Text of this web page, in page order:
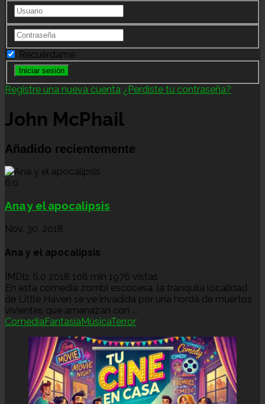
Recuérdame
Registre una nueva cuenta ¿Perdiste tu contraseña?
John McPhail
Añadido recientemente
6.0
Ana y el apocalipsis
Nov. 30, 2018
Ana y el apocalipsis
IMDb: 6.0 2018 108 min 1976 vistas
En esta comedia zombi escocesa, la tranquila localidad
de Little Haven se ve invadida por una horda de muertos
vivientes que amenazan con ...
ComediaFantasíaMúsicaTerror